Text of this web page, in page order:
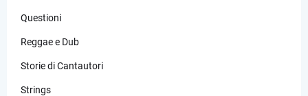
Questioni
Reggae e Dub
Storie di Cantautori
Strings